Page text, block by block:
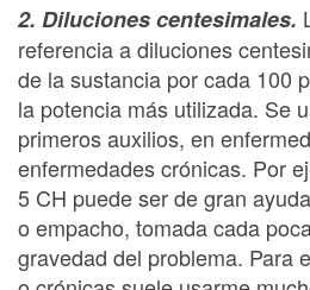
2. Diluciones centesimales.
referencia a diluciones
de la sustancia por cada 100
la potencia más utilizada. Se
primeros auxilios, en
enfermedades crónicas. Por
5 CH puede ser de gran
o empacho, tomada cada
gravedad del problema. Para